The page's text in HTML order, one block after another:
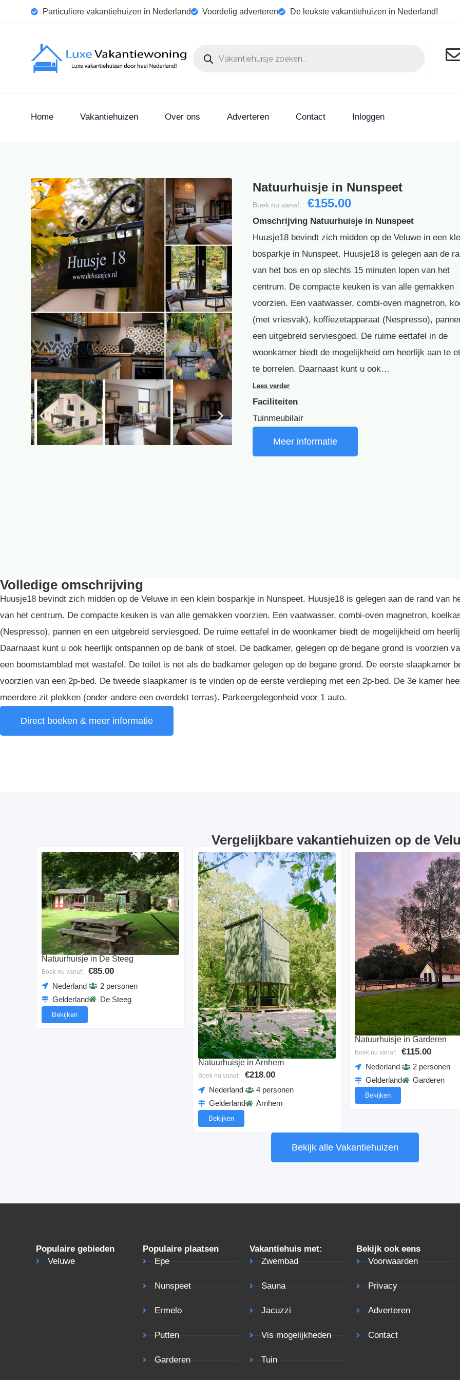
Particuliere vakantiehuizen in Nederland Voordelig adverteren De leukste vakantiehuizen in Nederland!
Home Vakantiehuizen Over ons Adverteren Contact Inloggen
Natuurhuisje in Nunspeet
Boek nu vanaf: €155.00
Omschrijving Natuurhuisje in Nunspeet
Huusje18 bevindt zich midden op de Veluwe in een
bosparkje in Nunspeet. Huusje18 is gelegen aan de
van het bos en op slechts 15 minuten lopen van het
centrum. De compacte keuken is van alle gemakken
voorzien. Een vaatwasser, combi-oven magnetron,
(met vriesvak), koffiezetapparaat (Nespresso),
een uitgebreid serviesgoed. De ruime eettafel in de
woonkamer biedt de mogelijkheid om heerlijk aan te
te borrelen. Daarnaast kunt u ook…
Lees verder
Faciliteiten
Tuinmeubilair
Meer informatie
Volledige omschrijving
Huusje18 bevindt zich midden op de Veluwe in een klein bosparkje in Nunspeet. Huusje18 is gelegen aan de rand van
van het centrum. De compacte keuken is van alle gemakken voorzien. Een vaatwasser, combi-oven magnetron,
(Nespresso), pannen en een uitgebreid serviesgoed. De ruime eettafel in de woonkamer biedt de mogelijkheid om
Daarnaast kunt u ook heerlijk ontspannen op de bank of stoel. De badkamer, gelegen op de begane grond is voorzien
een boomstamblad met wastafel. De toilet is net als de badkamer gelegen op de begane grond. De eerste slaapkamer
voorzien van een 2p-bed. De tweede slaapkamer is te vinden op de eerste verdieping met een 2p-bed. De 3e kamer
meerdere zit plekken (onder andere een overdekt terras). Parkeergelegenheid voor 1 auto.
Direct boeken & meer informatie
Vergelijkbare vakantiehuizen op de
Natuurhuisje in De Steeg
Boek nu vanaf: €85.00
Nederland
Gelderland
2 personen
De Steeg
Bekijken
Natuurhuisje in Arnhem
Boek nu vanaf: €218.00
Nederland
Gelderland
4 personen
Arnhem
Bekijken
Natuurhuisje in Garderen
Boek nu vanaf: €115.00
Nederland
Gelderland
2 personen
Garderen
Bekijken
Bekijk alle Vakantiehuizen
Populaire gebieden
Veluwe
Populaire plaatsen
Epe
Nunspeet
Ermelo
Putten
Garderen
Vakantiehuis met:
Zwembad
Sauna
Jacuzzi
Vis mogelijkheden
Tuin
Bekijk ook eens
Voorwaarden
Privacy
Adverteren
Contact